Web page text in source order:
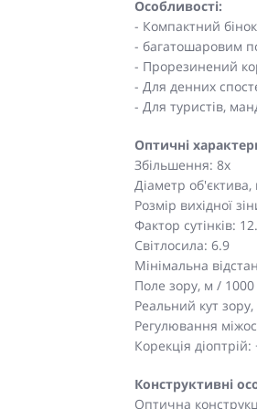
Особливості:
- Компактний
- багатошаровим
- Прорезинений
- Для денних
- Для туристів,
Оптичні
Збільшення: 8x
Діаметр об'єктива,
Розмір вихідної
Фактор сутінків:
Світлосила: 6.9
Мінімальна
Поле зору, м / 1000
Реальний кут зору,
Регулювання
Корекція діоптрій:
Конструктивні
Оптична